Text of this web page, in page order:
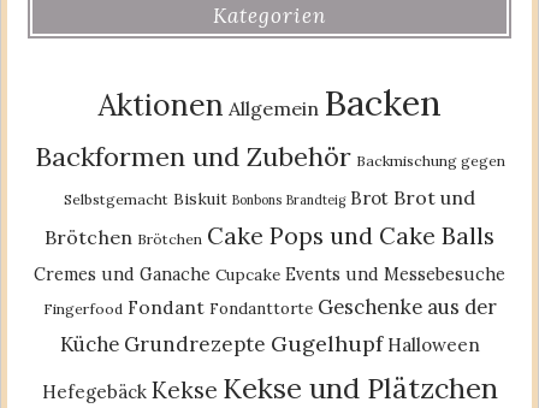
Kategorien
Aktionen Allgemein Backen
Backformen und Zubehör Backmischung gegen
Selbstgemacht Biskuit Bonbons Brandteig Brot Brot und
Brötchen Brötchen Cake Pops und Cake Balls
Cremes und Ganache Cupcake Events und Messebesuche
Fingerfood Fondant Fondanttorte Geschenke aus der
Küche Grundrezepte Gugelhupf Halloween
Hefegebäck Kekse Kekse und Plätzchen